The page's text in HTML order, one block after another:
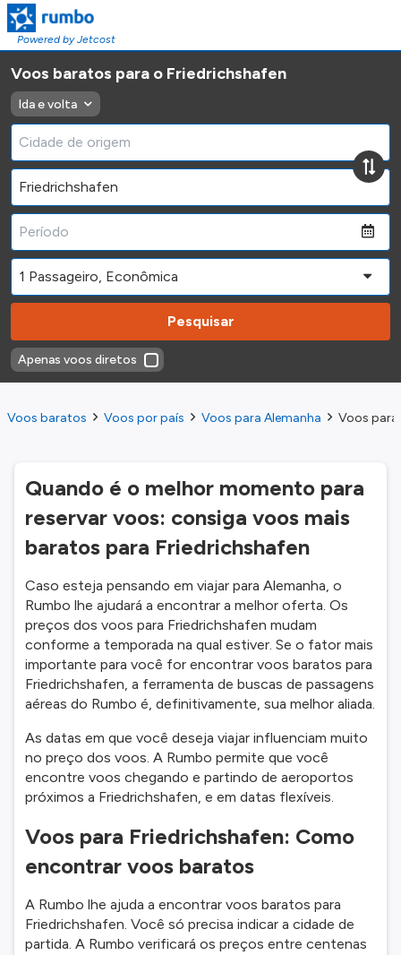
Powered by Jetcost
Voos baratos para o Friedrichshafen
Ida e volta
Pesquisar
Apenas voos diretos
Voos baratos Voos por país Voos para Alemanha Voos para
Quando é o melhor momento para
reservar voos: consiga voos mais
baratos para Friedrichshafen
Caso esteja pensando em viajar para Alemanha, o
Rumbo lhe ajudará a encontrar a melhor oferta. Os
preços dos voos para Friedrichshafen mudam
conforme a temporada na qual estiver. Se o fator mais
importante para você for encontrar voos baratos para
Friedrichshafen, a ferramenta de buscas de passagens
aéreas do Rumbo é, definitivamente, sua melhor aliada.
As datas em que você deseja viajar influenciam muito
no preço dos voos. A Rumbo permite que você
encontre voos chegando e partindo de aeroportos
próximos a Friedrichshafen, e em datas flexíveis.
Voos para Friedrichshafen: Como
encontrar voos baratos
A Rumbo lhe ajuda a encontrar voos baratos para
Friedrichshafen. Você só precisa indicar a cidade de
partida. A Rumbo verificará os preços entre centenas